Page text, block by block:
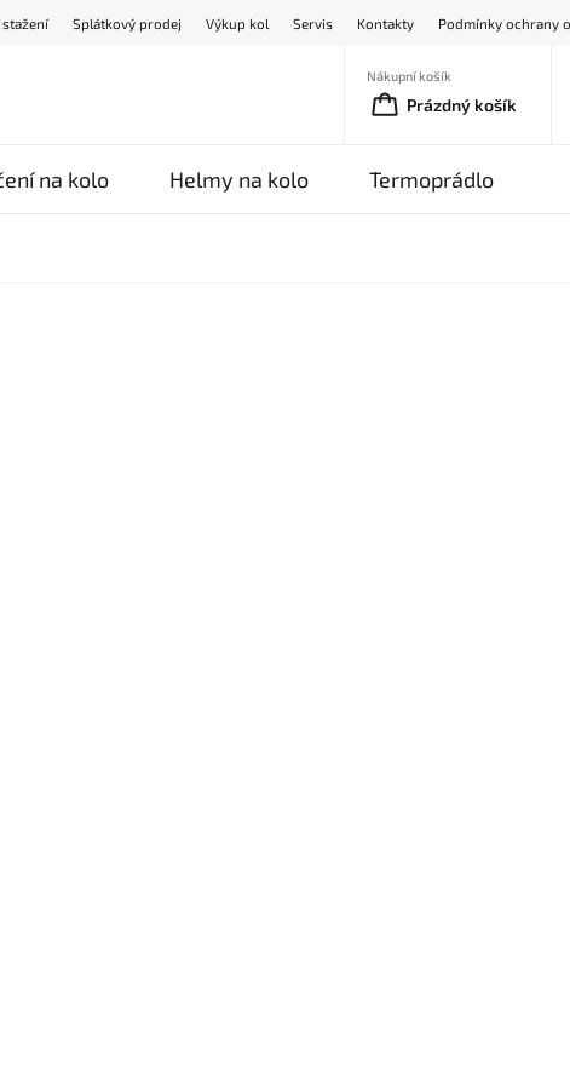
stažení Splátkový prodej Výkup kol Servis Kontakty Podmínky ochrany
Nákupní košík
Prázdný košík
na kolo Helmy na kolo Termoprádlo